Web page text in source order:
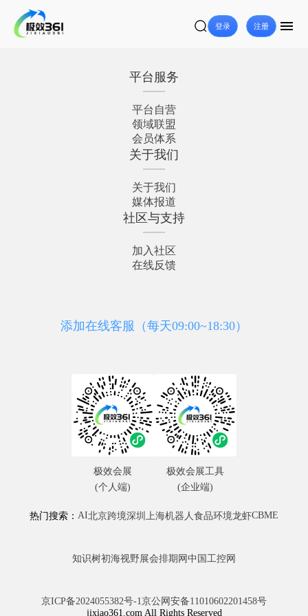
登录 注册
平台服务
平台自营
领域联盟
会员体系
关于我们
关于我们
媒体报道
社区与支持
加入社区
在线反馈
添加在线客服（每天09:00~18:30）
热门搜索： AI北京跨境深圳 上海机器人食品环境龙虾CBME
知识树初海视野展会排期网 中国工控网
京ICP备2024055382号-1京公网安备11010602201458号
jixiao361.com All Rights Reserved
极效会展
(个人端)
极效会展工具
(企业端)